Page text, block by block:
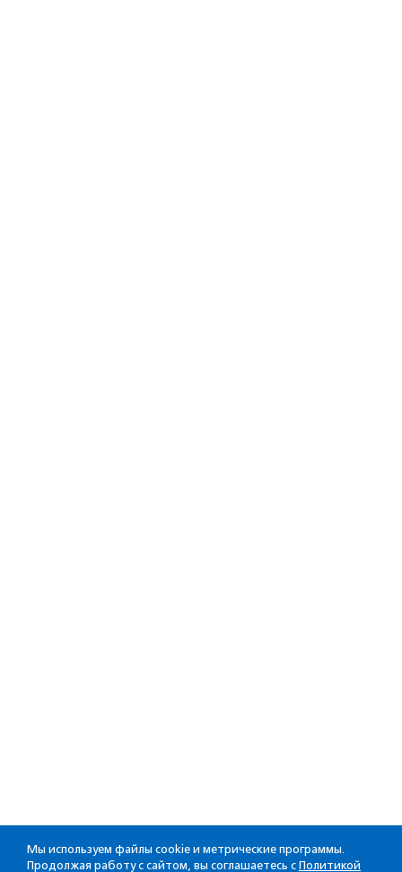
Мы используем файлы cookie и метрические программы.
Продолжая работу с сайтом, вы соглашаетесь с Политикой